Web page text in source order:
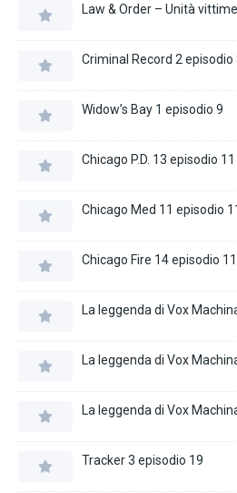
Law & Order – Unità
Criminal Record 2 episodio
Widow’s Bay 1 episodio 9
Chicago P.D. 13 episodio 11
Chicago Med 11 episodio
Chicago Fire 14 episodio 11
La leggenda di Vox
La leggenda di Vox
La leggenda di Vox
Tracker 3 episodio 19